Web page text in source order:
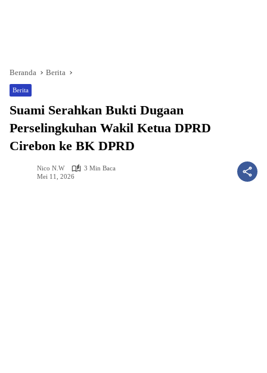
Beranda Berita
Berita
Suami Serahkan Bukti Dugaan
Perselingkuhan Wakil Ketua DPRD
Cirebon ke BK DPRD
Nico N.W
3 Min Baca
Mei 11, 2026